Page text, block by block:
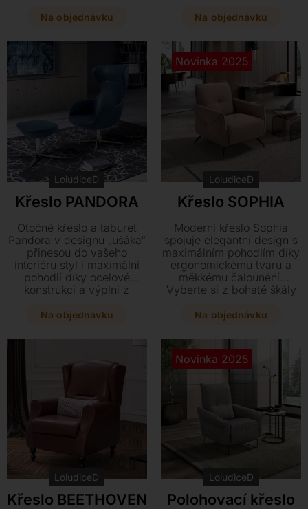
Dopřejte si maximální
designu o rozměrech 85 x
89-160 x 100 cm přesně
podle vašich představ.
Na objednávku
dopřejte svému interiéru
92 x 88 x 112 cm.
Na objednávku
LoiudiceD
Křeslo PANDORA
Otočné křeslo a taburet
Pandora v designu „ušáka“
přinesou do vašeho
interiéru styl i maximální
pohodlí díky ocelové
konstrukci a výplni z
Vyberte si z bohaté škály
či textilu a doplňte set
masivní dřevěnou podnoží
přesně podle svého vkusu.
Na objednávku
Novinka 2025
LoiudiceD
Křeslo SOPHIA
Moderní křeslo Sophia
spojuje elegantní design s
maximálním pohodlím díky
ergonomickému tvaru a
měkkému čalounění.
Vyberte si z bohaté škály
dopřejte svému interiéru
Kvalitní dřevěná konstrukce
a lakované kovové nohy
zajišťují stabilitu i precizní
vzhled pro každou
příležitost.
Na objednávku
LoiudiceD
Křeslo BEETHOVEN
Novinka 2025
LoiudiceD
Polohovací křeslo